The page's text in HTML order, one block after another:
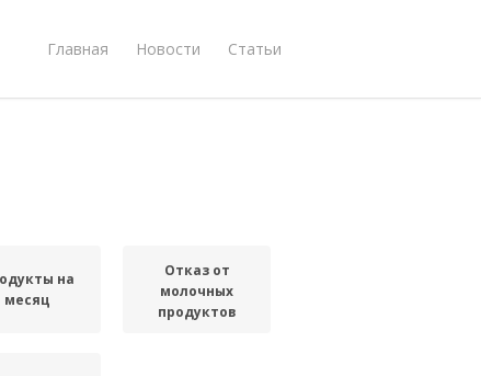
Главная Новости Статьи
на
месяц
Отказ от
молочных
продуктов